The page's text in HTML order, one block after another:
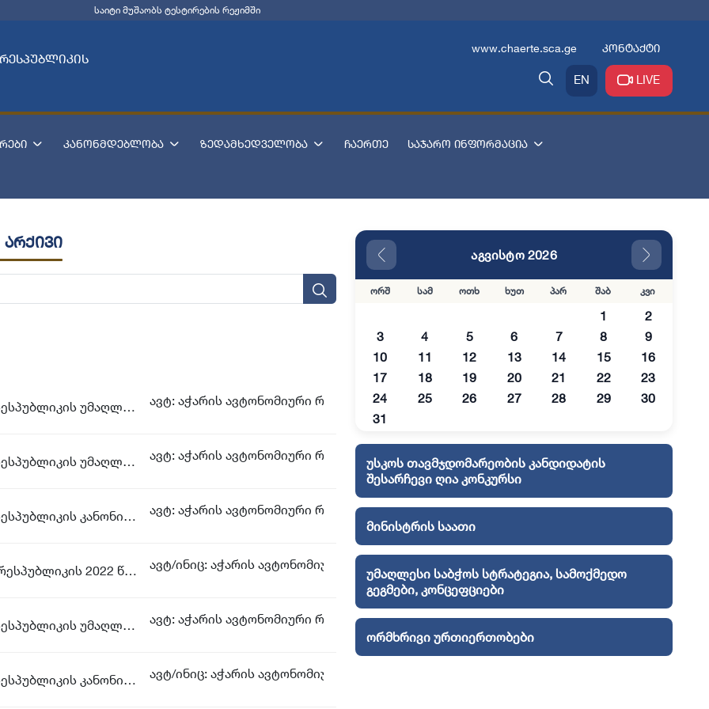
საიტი მუშაობს ტესტირების რეჟიმში
www.chaerte.sca.ge კონტაქტი
EN LIVE
კანონმდებლობა ზედამხედველობა ჩაერთე საჯარო ინფორმაცია
№ 23 აჭარის ავტონომიური რესპუბლიკის უმაღლესი საბჭოს რეზოლუცია უკრაინის მხარდაჭერის შესახებ (09-01-08/23 24.02.2022 წელი) ავტ: აჭარის ავტონომიური რესპუბლიკის უმაღლესი საბჭოს ფრაქცია „ერთიანი
№ 22 აჭარის ავტონომიური რესპუბლიკის უმაღლესი საბჭოს რეგლამენტის პროექტი ,,აჭარის ავტონომიური რესპუბლიკის უმაღლესი საბჭოს რეგლამენტში ცვლილების შეტანის შესახებ“ (09-01-08/22 24.11.2021წ.) გამარტივებული წესით განხილვა ავტ: აჭარის ავტონომიური რესპუბლიკის უმაღლესი საბჭოს თავმჯდომარე - დავით
№ 21 აჭარის ავტონომიური რესპუბლიკის კანონის პროექტი - „აჭარის ავტონომიური რესპუბლიკის ქონების მართვისა და განკარგვის შესახებ“ აჭარის ავტონომიური რესპუბლიკის კანონში ცვლილების შეტანის თაობაზე“ (09-01-08/21 15.11.2021 წელი), გამარტივებული წესით განხილვა ავტ: აჭარის ავტონომიური რესპუბლიკის სოფლის მეურნეობის სამინისტრო/ინიც:
№ 20 „აჭარის ავტონომიური რესპუბლიკის 2022 წლის რესპუბლიკური ბიუჯეტის შესახებ“ აჭარის ავტონომიური რესპუბლიკის კანონის პროექტი და ავტონომიური რესპუბლიკის პრიორიტეტების დოკუმენტი (№09-01-08/20, 29.10.2021წ.) ავტ/ინიც: აჭარის ავტონომიური რესპუბლიკის ფინანსთა და ეკონომიკის სამინისტრო,
№ 19 აჭარის ავტონომიური რესპუბლიკის უმაღლესი საბჭოს დადგენილების პროექტი ,,აჭარის ავტონომიური რესპუბლიკის უმაღლესი საბჭოს გენდერული თანასწორობის საბჭოს 2021-2023 წლების სამოქმედო გეგმის დამტკიცების შესახებ“ (09-01-08/19, 06.07.2021წ.); ავტ: აჭარის ავტონომიური რესპუბლიკის უმაღლესი საბჭოს გენდერული თანასწორობის
№ 18 აჭარის ავტონომიური რესპუბლიკის კანონის პროექტი - ,,აჭარის ავტონომიური რესპუბლიკის ქონების მართვისა და განკარგვის შესახებ“ აჭარის ავტონომიური რესპუბლიკის კანონში ცვლილების შეტანის თაობაზე (09-01-08/18, 17.06.2021წ.) ავტ/ინიც: აჭარის ავტონომიური რესპუბლიკის უმაღლესი საბჭოს წევრი - დავით გაბაიძე/
აგვისტო 2026
ორშ სამ ოთხ ხუთ პარ შაბ კვი
1
2
3
4 5 6 7 8
9
10
11 12 13 14 15
16
17
18 19 20 21 22
23
24
25 26 27 28 29
30
31
უსკოს თავმჯდომარეობის კანდიდატის
შესარჩევი ღია კონკურსი
მინისტრის საათი
უმაღლესი საბჭოს სტრატეგია, სამოქმედო
გეგმები, კონცეფციები
ორმხრივი ურთიერთობები